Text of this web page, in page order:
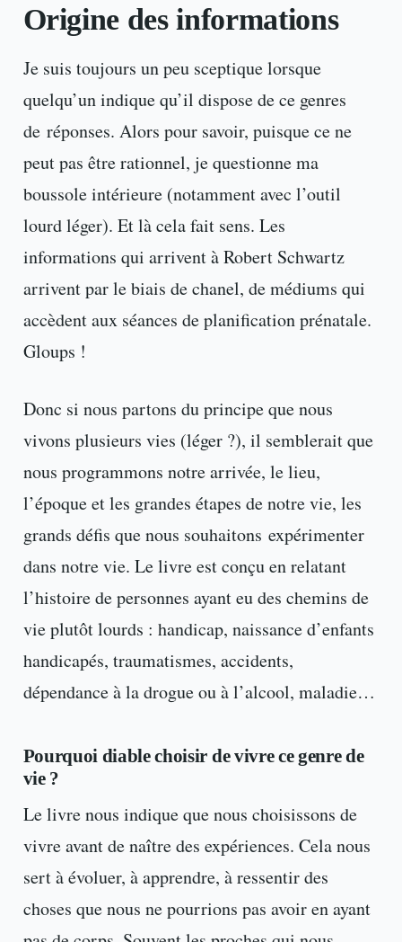
Origine des informations
Je suis toujours un peu sceptique lorsque
quelqu’un indique qu’il dispose de ce genres
de réponses. Alors pour savoir, puisque ce ne
peut pas être rationnel, je questionne ma
boussole intérieure (notamment avec l’outil
lourd léger). Et là cela fait sens. Les
informations qui arrivent à Robert Schwartz
arrivent par le biais de chanel, de médiums qui
accèdent aux séances de planification prénatale.
Gloups !
Donc si nous partons du principe que nous
vivons plusieurs vies (léger ?), il semblerait que
nous programmons notre arrivée, le lieu,
l’époque et les grandes étapes de notre vie, les
grands défis que nous souhaitons expérimenter
dans notre vie. Le livre est conçu en relatant
l’histoire de personnes ayant eu des chemins de
vie plutôt lourds : handicap, naissance d’enfants
handicapés, traumatismes, accidents,
dépendance à la drogue ou à l’alcool, maladie…
Pourquoi diable choisir de vivre ce genre de
vie ?
Le livre nous indique que nous choisissons de
vivre avant de naître des expériences. Cela nous
sert à évoluer, à apprendre, à ressentir des
choses que nous ne pourrions pas avoir en ayant